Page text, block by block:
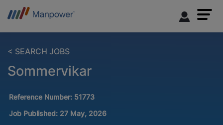
< SEARCH JOBS
Sommervikar
Reference Number: 51773
Job Published: 27 May, 2026